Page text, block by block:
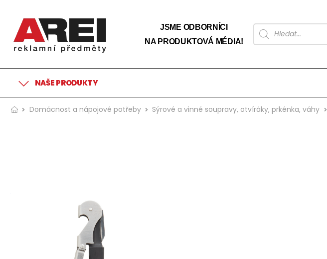
JSME ODBORNÍCI
NA PRODUKTOVÁ MÉDIA!
NAŠE PRODUKTY
Domácnost a nápojové potřeby Sýrové a vinné soupravy, otvíráky, prkénka, váhy